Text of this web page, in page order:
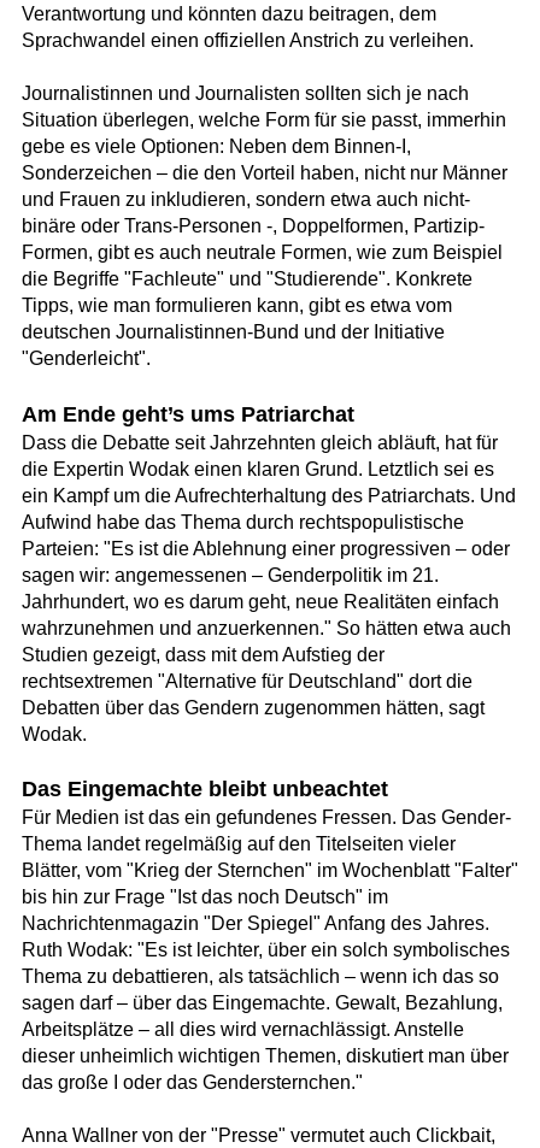
Verantwortung und könnten dazu beitragen, dem
Sprachwandel einen offiziellen Anstrich zu verleihen.
Journalistinnen und Journalisten sollten sich je nach
Situation überlegen, welche Form für sie passt, immerhin
gebe es viele Optionen: Neben dem Binnen-I,
Sonderzeichen – die den Vorteil haben, nicht nur Männer
und Frauen zu inkludieren, sondern etwa auch nicht-
binäre oder Trans-Personen -, Doppelformen, Partizip-
Formen, gibt es auch neutrale Formen, wie zum Beispiel
die Begriffe "Fachleute" und "Studierende". Konkrete
Tipps, wie man formulieren kann, gibt es etwa vom
deutschen Journalistinnen-Bund und der Initiative
"Genderleicht".
Am Ende geht’s ums Patriarchat
Dass die Debatte seit Jahrzehnten gleich abläuft, hat für
die Expertin Wodak einen klaren Grund. Letztlich sei es
ein Kampf um die Aufrechterhaltung des Patriarchats. Und
Aufwind habe das Thema durch rechtspopulistische
Parteien: "Es ist die Ablehnung einer progressiven – oder
sagen wir: angemessenen – Genderpolitik im 21.
Jahrhundert, wo es darum geht, neue Realitäten einfach
wahrzunehmen und anzuerkennen." So hätten etwa auch
Studien gezeigt, dass mit dem Aufstieg der
rechtsextremen "Alternative für Deutschland" dort die
Debatten über das Gendern zugenommen hätten, sagt
Wodak.
Das Eingemachte bleibt unbeachtet
Für Medien ist das ein gefundenes Fressen. Das Gender-
Thema landet regelmäßig auf den Titelseiten vieler
Blätter, vom "Krieg der Sternchen" im Wochenblatt "Falter"
bis hin zur Frage "Ist das noch Deutsch" im
Nachrichtenmagazin "Der Spiegel" Anfang des Jahres.
Ruth Wodak: "Es ist leichter, über ein solch symbolisches
Thema zu debattieren, als tatsächlich – wenn ich das so
sagen darf – über das Eingemachte. Gewalt, Bezahlung,
Arbeitsplätze – all dies wird vernachlässigt. Anstelle
dieser unheimlich wichtigen Themen, diskutiert man über
das große I oder das Gendersternchen."
Anna Wallner von der "Presse" vermutet auch Clickbait,